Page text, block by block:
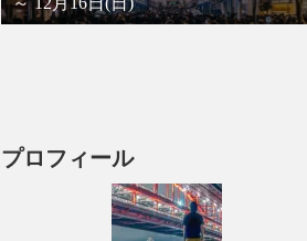
プロフィール